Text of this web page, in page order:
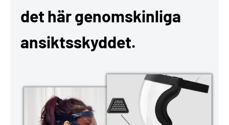
det här genomskinliga
ansiktsskyddet.